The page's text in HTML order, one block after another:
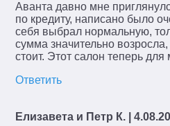
Аванта давно мне
по кредиту, написано было
себя выбрал нормальную,
сумма значительно
стоит. Этот салон теперь для
Ответить
Елизавета и Петр К.
|